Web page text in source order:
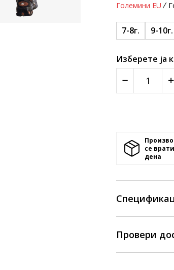
Големини EU
7-8г. 9-10г.
Изберете ја
се
денa
Провери